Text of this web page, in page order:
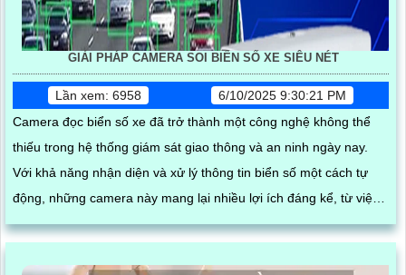
GIẢI PHÁP CAMERA SOI BIỂN SỐ XE SIÊU NÉT
Lần xem: 6958
6/10/2025 9:30:21 PM
Camera đọc biển số xe đã trở thành một công nghệ không thể
thiếu trong hệ thống giám sát giao thông và an ninh ngày nay.
Với khả năng nhận diện và xử lý thông tin biển số một cách tự
động, những camera này mang lại nhiều lợi ích đáng kể, từ việc
quản lý phương tiện đến việc nâng cao hiệu quả an ninh